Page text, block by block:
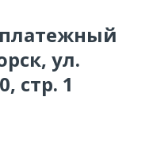
ул.
стр. 1